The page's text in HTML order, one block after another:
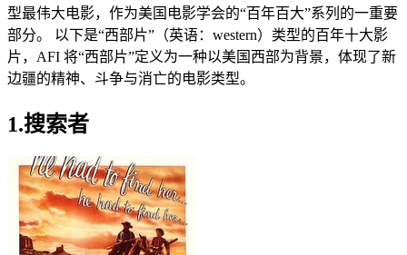
型最伟大电影，作为美国电影学会的“百年百大”系列的一重要
部分。 以下是“西部片”（英语：western）类型的百年十大影
片，AFI 将“西部片”定义为一种以美国西部为背景，体现了新
边疆的精神、斗争与消亡的电影类型。
1.搜索者